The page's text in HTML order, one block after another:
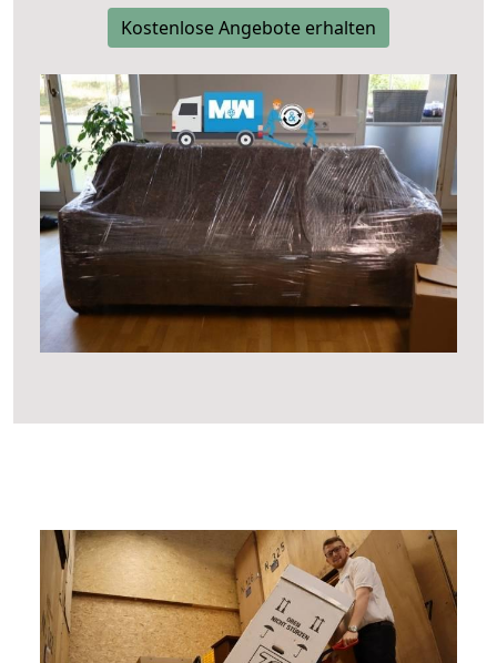
Kostenlose Angebote erhalten